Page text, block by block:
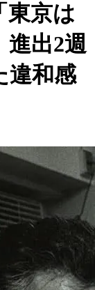
東京は
進出2週
違和感